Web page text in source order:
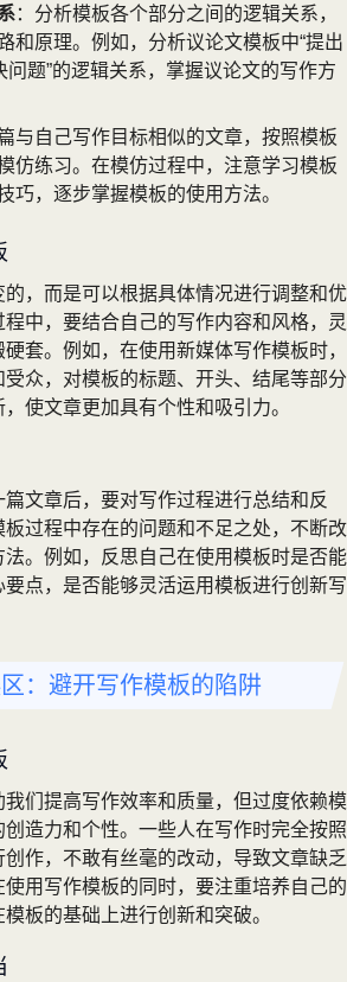
：分析模板各个部分之间的逻辑关系，
和原理。例如，分析议论文模板中“提出
问题”的逻辑关系，掌握议论文的写作方
与自己写作目标相似的文章，按照模板
仿练习。在模仿过程中，注意学习模板
巧，逐步掌握模板的使用方法。
，而是可以根据具体情况进行调整和优
中，要结合自己的写作内容和风格，灵
套。例如，在使用新媒体写作模板时，
众，对模板的标题、开头、结尾等部分
使文章更加具有个性和吸引力。
文章后，要对写作过程进行总结和反
过程中存在的问题和不足之处，不断改
。例如，反思自己在使用模板时是否能
点，是否能够灵活运用模板进行创新写
：避开写作模板的陷阱
们提高写作效率和质量，但过度依赖模
造力和个性。一些人在写作时完全按照
作，不敢有丝毫的改动，导致文章缺乏
用写作模板的同时，要注重培养自己的
板的基础上进行创新和突破。